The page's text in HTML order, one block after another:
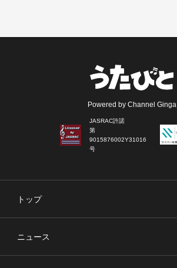
Powered by Channel Ginga
JASRAC許諾
第
9015876002Y31016
号
トップ
ニュース